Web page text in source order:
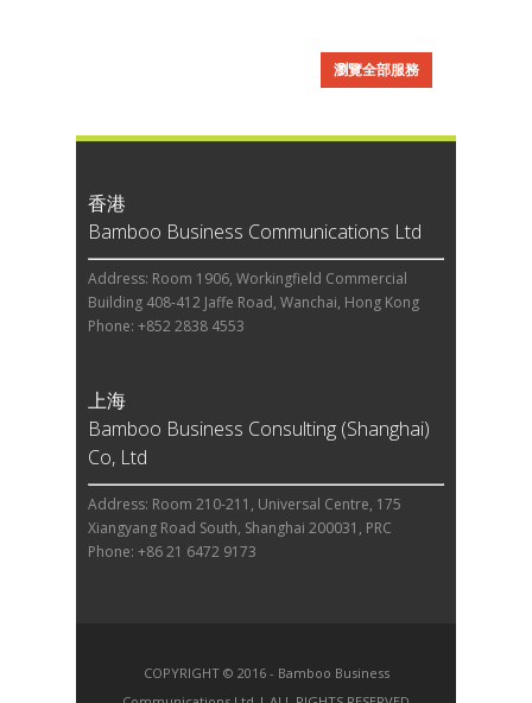
瀏覽全部服務
香港
Bamboo Business Communications Ltd
Address: Room 1906, Workingfield Commercial
Building 408-412 Jaffe Road, Wanchai, Hong Kong
Phone: +852 2838 4553
上海
Bamboo Business Consulting (Shanghai)
Co, Ltd
Address: Room 210-211, Universal Centre, 175
Xiangyang Road South, Shanghai 200031, PRC
Phone: +86 21 6472 9173
COPYRIGHT © 2016 - Bamboo Business